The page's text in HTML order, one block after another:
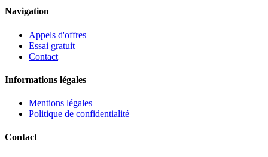
Navigation
Appels d'offres
Essai gratuit
Contact
Informations légales
Mentions légales
Politique de confidentialité
Contact